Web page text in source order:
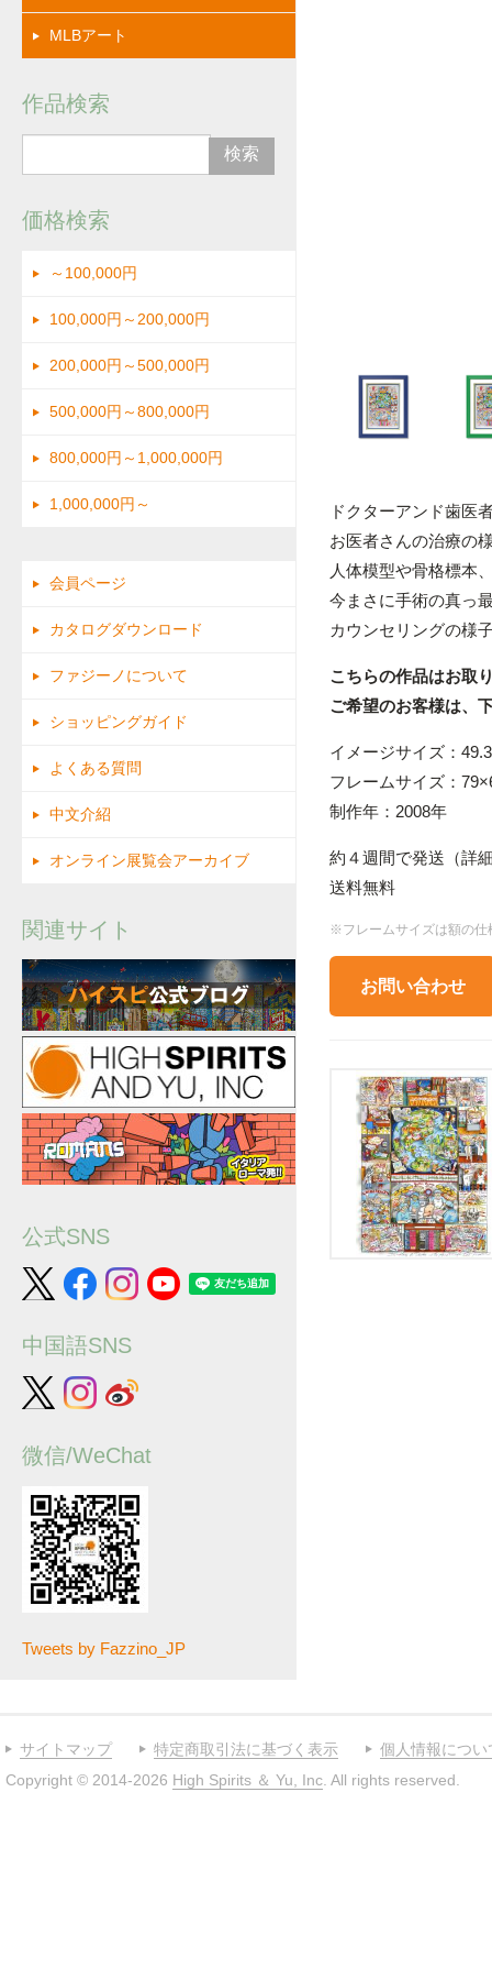
ドクターアンド歯医
お医者さんの治療の
人体模型や骨格標本
今まさに手術の真っ
カウンセリングの様
こちらの作品はお取
ご希望のお客様は、
イメージサイズ：
フレームサイズ：
制作年：2008年
約４週間で発送（詳
送料無料
※フレームサイズは額の仕
お問い合わせ
MLBアート
作品検索
価格検索
～100,000円
100,000円～200,000円
200,000円～500,000円
500,000円～800,000円
800,000円～1,000,000円
1,000,000円～
会員ページ
カタログダウンロード
ファジーノについて
ショッピングガイド
よくある質問
中文介紹
オンライン展覧会アーカイブ
関連サイト
公式SNS
中国語SNS
微信/WeChat
Tweets by Fazzino_JP
サイトマップ 特定商取引法に基づく表示
個人情報につい
Copyright © 2014-2026 High Spirits ＆ Yu, Inc . All rights reserved.